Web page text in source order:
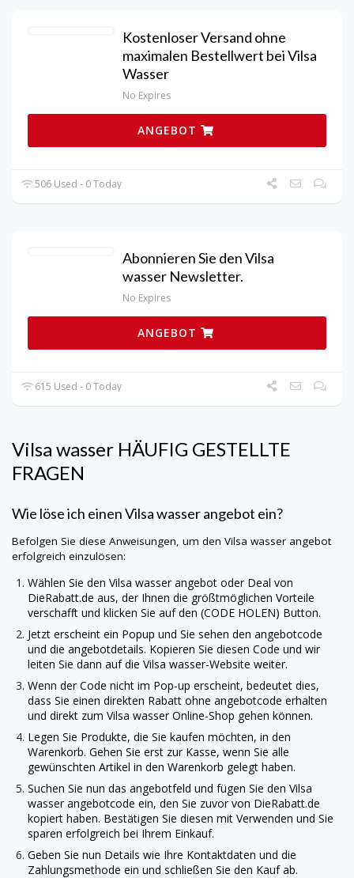
Kostenloser Versand ohne
maximalen Bestellwert bei Vilsa
Wasser
No Expires
ANGEBOT
506 Used - 0 Today
Abonnieren Sie den Vilsa
wasser Newsletter.
No Expires
ANGEBOT
615 Used - 0 Today
Vilsa wasser HÄUFIG GESTELLTE
FRAGEN
Wie löse ich einen Vilsa wasser angebot ein?
Befolgen Sie diese Anweisungen, um den Vilsa wasser angebot
erfolgreich einzulösen:
Wählen Sie den Vilsa wasser angebot oder Deal von
DieRabatt.de aus, der Ihnen die größtmöglichen Vorteile
verschafft und klicken Sie auf den (CODE HOLEN) Button.
Jetzt erscheint ein Popup und Sie sehen den angebotcode
und die angebotdetails. Kopieren Sie diesen Code und wir
leiten Sie dann auf die Vilsa wasser-Website weiter.
Wenn der Code nicht im Pop-up erscheint, bedeutet dies,
dass Sie einen direkten Rabatt ohne angebotcode erhalten
und direkt zum Vilsa wasser Online-Shop gehen können.
Legen Sie Produkte, die Sie kaufen möchten, in den
Warenkorb. Gehen Sie erst zur Kasse, wenn Sie alle
gewünschten Artikel in den Warenkorb gelegt haben.
Suchen Sie nun das angebotfeld und fügen Sie den Vilsa
wasser angebotcode ein, den Sie zuvor von DieRabatt.de
kopiert haben. Bestätigen Sie diesen mit Verwenden und Sie
sparen erfolgreich bei Ihrem Einkauf.
Geben Sie nun Details wie Ihre Kontaktdaten und die
Zahlungsmethode ein und schließen Sie den Kauf ab.